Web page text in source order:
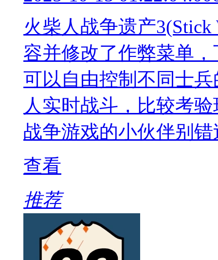
火柴人战争遗产
容并修改了作弊菜单
可以自由控制不同士
人实时战斗，比较考
战争游戏的小伙伴别
查看
推荐